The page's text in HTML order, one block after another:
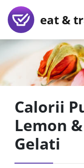
eat &
Calorii
Lemon
Gelati